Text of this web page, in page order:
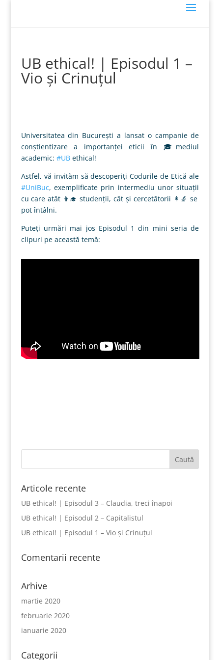
UB ethical! | Episodul 1 –
Vio și Crinuțul
Universitatea din Bucureşti a lansat o campanie de
conștientizare a importanței eticii în 🎓 mediul
academic: #UBethical!
Astfel, vă invităm să descoperiți Codurile de Etică ale
#UniBuc, exemplificate prin intermediu unor situații
cu care atât 👨‍🎓 studenții, cât și cercetătorii 👩‍🔬 se
pot întâlni.
Puteţi urmări mai jos Episodul 1 din mini seria de
clipuri pe această temă:
Articole recente
UB ethical! | Episodul 3 – Claudia, treci înapoi
UB ethical! | Episodul 2 – Capitalistul
UB ethical! | Episodul 1 – Vio și Crinuțul
Comentarii recente
Arhive
martie 2020
februarie 2020
ianuarie 2020
Categorii